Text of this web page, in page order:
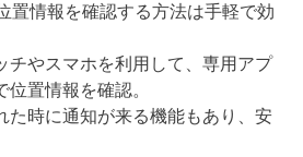
置情報を確認する方法は手軽で効
チやスマホを利用して、専用アプ
位置情報を確認。
た時に通知が来る機能もあり、安